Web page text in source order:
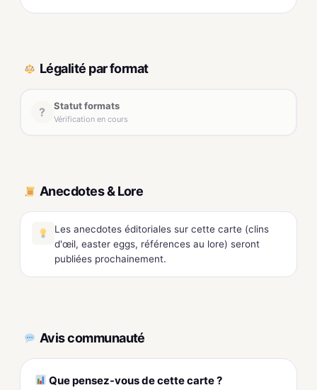
Légalité par format
? Statut formats
Vérification en cours
Anecdotes & Lore
Les anecdotes éditoriales sur cette carte (clins
d'œil, easter eggs, références au lore) seront
publiées prochainement.
Avis communauté
Que pensez-vous de cette carte ?